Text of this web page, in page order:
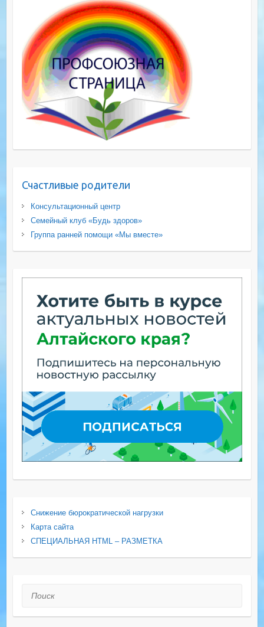
Счастливые родители
Консультационный центр
Семейный клуб «Будь здоров»
Группа ранней помощи «Мы вместе»
Снижение бюрократической нагрузки
Карта сайта
СПЕЦИАЛЬНАЯ HTML – РАЗМЕТКА
Поиск